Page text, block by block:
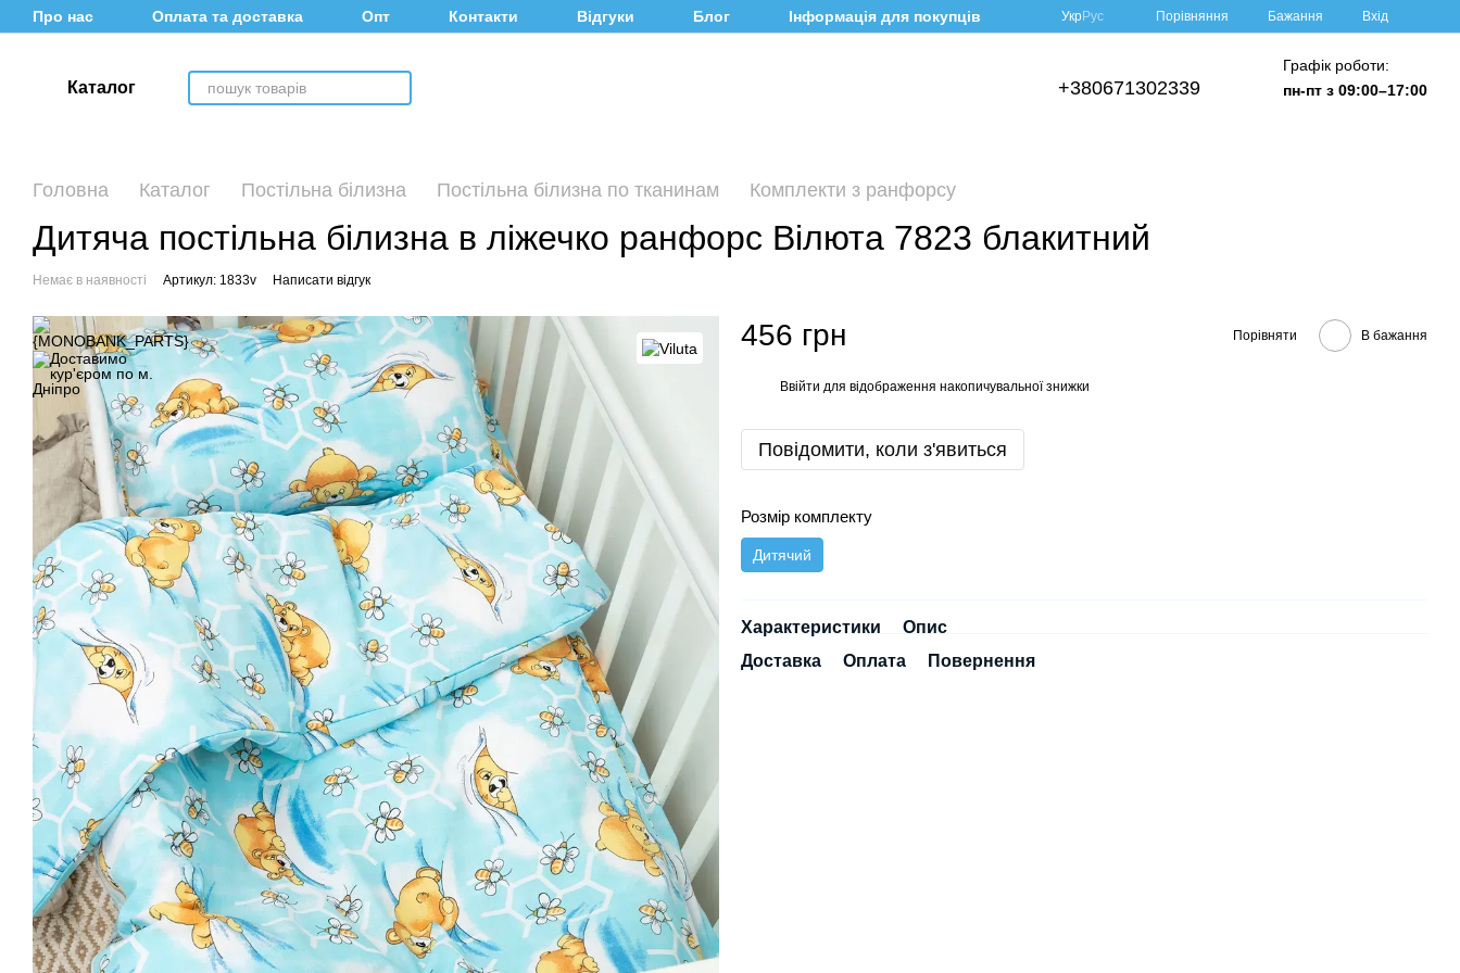
Перейти до основного контенту
Про нас Оплата та доставка Опт Контакти Відгуки Блог Інформація для покупців УкрРус Порівняння Бажання Вхід
Каталог +380671302339
Графік роботи:
пн-пт з 09:00–17:00
Головна Каталог Постільна білизна Постільна білизна по тканинам Комплекти з ранфорсу
Дитяча постільна білизна в ліжечко ранфорс Вілюта 7823 блакитний
Немає в наявності Артикул: 1833v Написати відгук
456 грн Порівняти В бажання
Ввійти для відображення накопичувальної знижки
Повідомити, коли з'явиться
Розмір комплекту
Дитячий
Характеристики
Опис
Доставка
Оплата Повернення